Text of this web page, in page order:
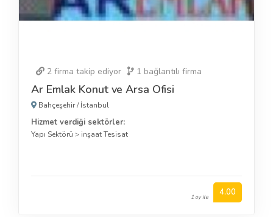
2 firma takip ediyor 1 bağlantılı firma
Ar Emlak Konut ve Arsa Ofisi
Bahçeşehir/İstanbul
Hizmet verdiği sektörler:
Yapı Sektörü > inşaat Tesisat
1 oy ile 4.00